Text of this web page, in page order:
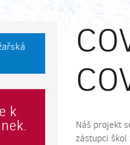
Náš projekt
zástupci škol
k